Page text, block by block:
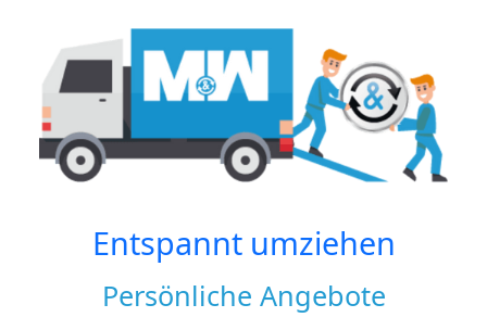
Entspannt umziehen
Persönliche Angebote